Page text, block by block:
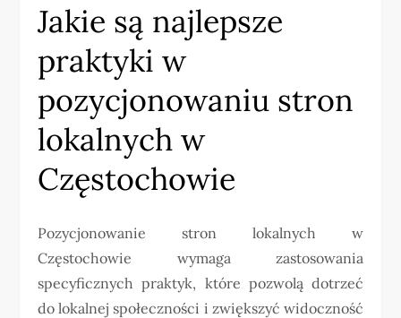
Jakie są najlepsze
praktyki w
pozycjonowaniu stron
lokalnych w
Częstochowie
Pozycjonowanie stron lokalnych w
Częstochowie wymaga zastosowania
specyficznych praktyk, które pozwolą dotrzeć
do lokalnej społeczności i zwiększyć widoczność